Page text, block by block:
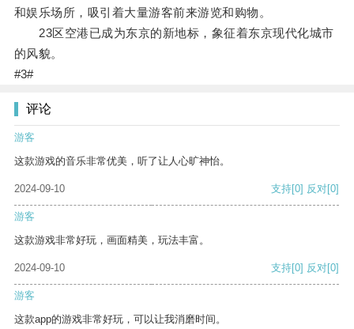
和娱乐场所，吸引着大量游客前来游览和购物。
23区空港已成为东京的新地标，象征着东京现代化城市
的风貌。
#3#
评论
游客
这款游戏的音乐非常优美，听了让人心旷神怡。
2024-09-10 支持[0] 反对[0]
游客
这款游戏非常好玩，画面精美，玩法丰富。
2024-09-10 支持[0] 反对[0]
游客
这款app的游戏非常好玩，可以让我消磨时间。